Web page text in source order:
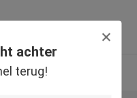
achter
terug!